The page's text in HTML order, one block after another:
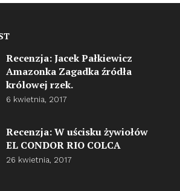
Recenzja: Jacek Pałkiewicz
Amazonka Zagadka źródła
królowej rzek.
6 kwietnia, 2017
Recenzja: W uścisku żywiołów
EL CONDOR RIO COLCA
26 kwietnia, 2017